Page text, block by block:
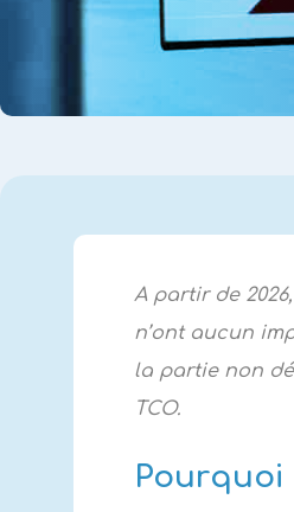
A partir de
n’ont aucun
la partie non
TCO.
Pourquoi